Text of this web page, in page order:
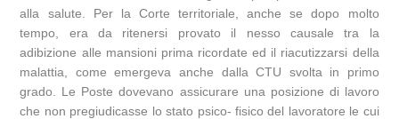
alla salute. Per la Corte territoriale, anche se dopo molto
tempo, era da ritenersi provato il nesso causale tra la
adibizione alle mansioni prima ricordate ed il riacutizzarsi della
malattia, come emergeva anche dalla CTU svolta in primo
grado. Le Poste dovevano assicurare una posizione di lavoro
che non pregiudicasse lo stato psico- fisico del lavoratore le cui